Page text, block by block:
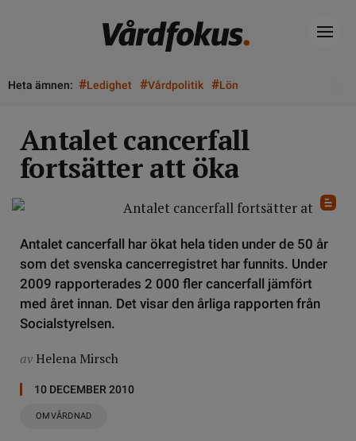
Heta ämnen: #Ledighet #Vårdpolitik #Lön
Antalet cancerfall
fortsätter att öka
Antalet cancerfall har ökat hela tiden under de 50 år
som det svenska cancerregistret har funnits. Under
2009 rapporterades 2 000 fler cancerfall jämfört
med året innan. Det visar den årliga rapporten från
Socialstyrelsen.
av Helena Mirsch
10 DECEMBER 2010
OMVÅRDNAD